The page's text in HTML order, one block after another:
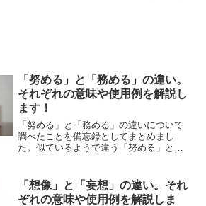
「努める」と「務める」の違い。
それぞれの意味や使用例を解説し
ます！
「努める」と「務める」の違いについて
調べたことを備忘録としてまとめまし
た。似ているようで違う「努める」と
「想像」と「妄想」の違い。それ
ぞれの意味や使用例を解説しま